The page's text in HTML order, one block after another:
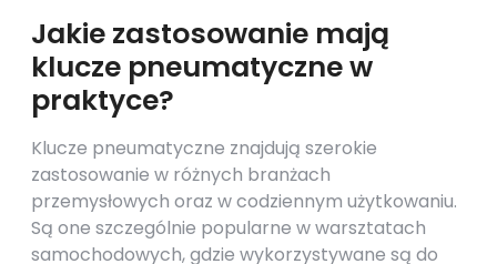
Jakie zastosowanie mają
klucze pneumatyczne w
praktyce?
Klucze pneumatyczne znajdują szerokie
zastosowanie w różnych branżach
przemysłowych oraz w codziennym użytkowaniu.
Są one szczególnie popularne w warsztatach
samochodowych, gdzie wykorzystywane są do